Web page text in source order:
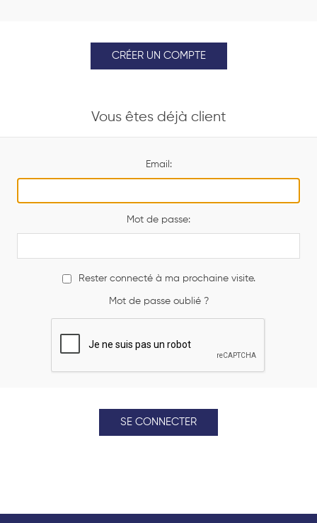
CRÉER UN COMPTE
Vous êtes déjà client
Email:
Mot de passe:
Rester connecté à ma prochaine visite.
Mot de passe oublié ?
SE CONNECTER